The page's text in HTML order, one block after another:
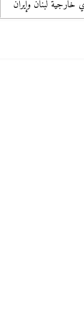
لبنان وإيران